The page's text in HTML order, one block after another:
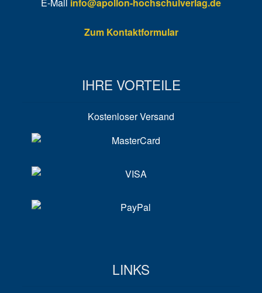
Zum Kontaktformular
IHRE VORTEILE
Kostenloser Versand
LINKS